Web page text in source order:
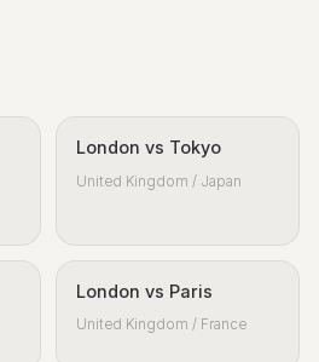
London vs Tokyo
United Kingdom / Japan
London vs Paris
United Kingdom / France